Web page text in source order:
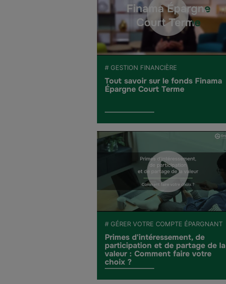
# GESTION FINANCIÈRE
Tout savoir sur le fonds Finama
Épargne Court Terme
# GÉRER VOTRE COMPTE ÉPARGNANT
Primes d'intéressement, de
participation et de partage de la
valeur : Comment faire votre
choix ?